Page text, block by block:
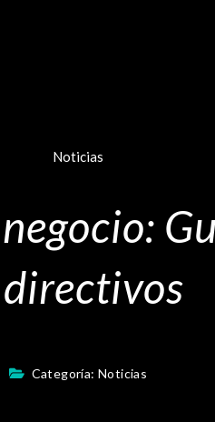
Noticias
Categoría:Noticias